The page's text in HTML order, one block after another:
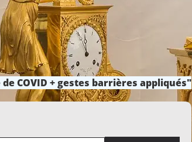
COVID + gestes barrières appliqués"